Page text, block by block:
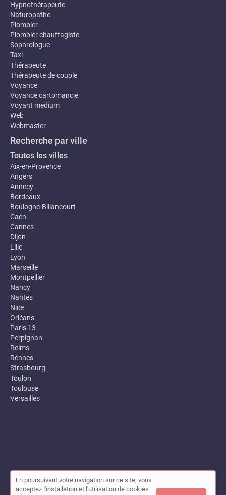
Hypnothérapeute
Naturopathe
Plombier
Plombier chauffagiste
Sophrologue
Taxi
Thérapeute
Thérapeute de couple
Voyance
Voyance cartomancie
Voyant medium
Web
Webmaster
Recherche par ville
Toutes les villes
Aix-en-Provence
Angers
Annecy
Bordeaux
Boulogne-Billancourt
Caen
Cannes
Dijon
Lille
Lyon
Marseille
Montpellier
Nancy
Nantes
Nice
Orléans
Paris 13
Perpignan
Reims
Rennes
Strasbourg
Toulon
Toulouse
Versailles
© Annuaire des entreprises locales (Garance) 2026 |
En poursuivant votre navigation sur ce site, vous
acceptez l'installation et l'utilisation de cookies